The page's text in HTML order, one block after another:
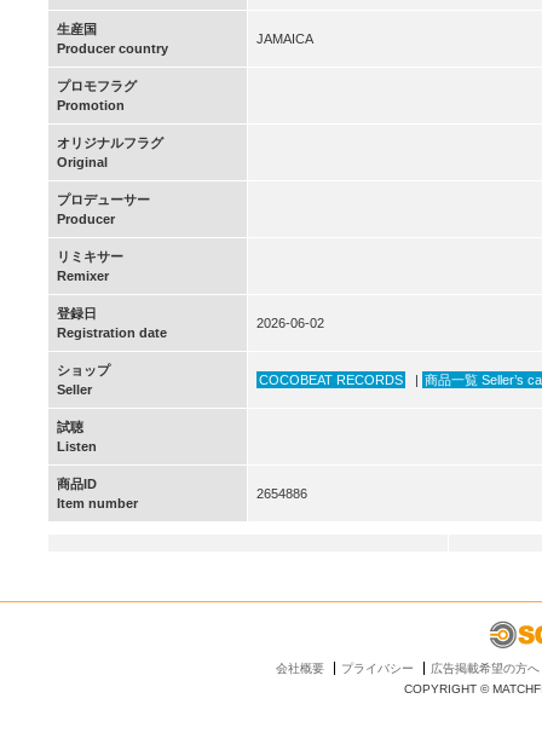
生産国
Producer country
JAMAICA
プロモフラグ
Promotion
オリジナルフラグ
Original
プロデューサー
Producer
リミキサー
Remixer
登録日
Registration date
2026-06-02
ショップ
Seller
COCOBEAT RECORDS | 商品一覧 Seller’s
試聴
Listen
商品ID
Item number
2654886
会社概要 プライバシー
広告掲載希望の方へ
COPYRIGHT ©